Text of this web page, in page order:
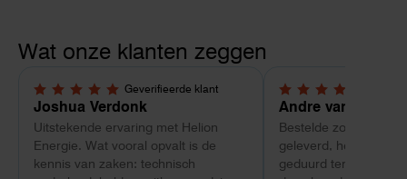
Wat onze klanten zeggen
Geverifieerde klant
5,0 van 5 sterren
Joshua Verdonk
Uitstekende ervaring met Helion
Energie. Wat vooral opvalt is de
kennis van zaken: technisch
4 van 5 sterren
Andre van
Bestelde
geleverd, heeft wel
geduurd terwijl bij